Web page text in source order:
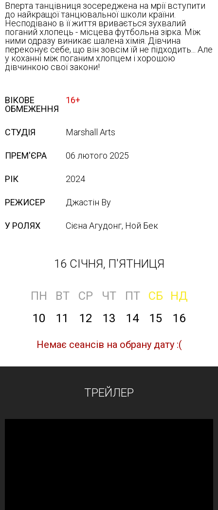
Вперта танцівниця зосереджена на мрії вступити
до найкращої танцювальної школи країни.
Несподівано в її життя вривається зухвалий
поганий хлопець - місцева футбольна зірка. Між
ними одразу виникає шалена хімія. Дівчина
переконує себе, що він зовсім їй не підходить... Але
у коханні між поганим хлопцем і хорошою
дівчинкою свої закони!
ВІКОВЕ
ОБМЕЖЕННЯ
16+
СТУДІЯ Marshall Arts
ПРЕМ'ЄРА 06 лютого 2025
РІК 2024
РЕЖИСЕР Джастін Ву
У РОЛЯХ Сієна Агудонг, Ной Бек
16 СІЧНЯ, П'ЯТНИЦЯ
ПН ВТ СР ЧТ ПТ СБ
НД
10
11 12 13 14 15 16
Немає сеансів на обрану дату :(
ТРЕЙЛЕР